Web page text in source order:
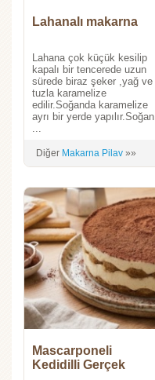
Lahanalı makarna
Lahana çok küçük kesilip
kapalı bir tencerede uzun
sürede biraz şeker ,yağ ve
tuzla karamelize
edilir.Soğanda karamelize
ayrı bir yerde yapılır.Soğan
...
Diğer Makarna Pilav »»
Mascarponeli
Kedidilli Gerçek